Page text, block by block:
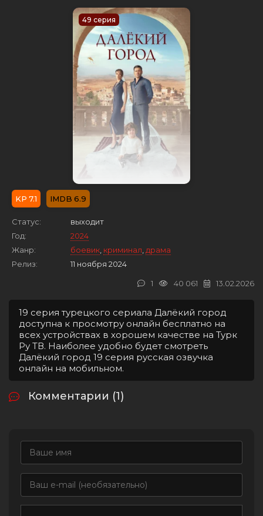
49 серия
7.1 6.9
Статус:
выходит
Год:
2024
Жанр:
боевик криминал драма
Релиз:
11 ноября 2024
13.02.2026
40 061
1
19 серия турецкого сериала Далёкий город
доступна к просмотру онлайн бесплатно на
всех устройствах в хорошем качестве на Турк
Ру ТВ. Наиболее удобно будет смотреть
Далёкий город 19 серия русская озвучка
онлайн на мобильном.
Комментарии (1)